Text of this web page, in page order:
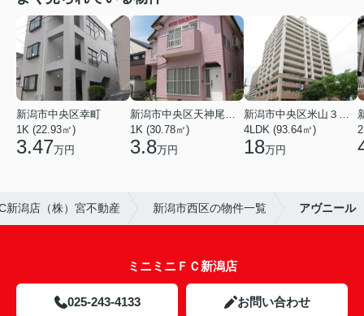
新潟市中央区幸町
1K (22.93㎡)
3.47万円
1K (30.78㎡)
3.8万円
4LDK (93.64㎡)
18万円
新潟店（株）宮不動産 新潟市西区の物件一覧 アヴニール
ミニミニＦＣ新潟店
025-243-4133 お問い合わせ